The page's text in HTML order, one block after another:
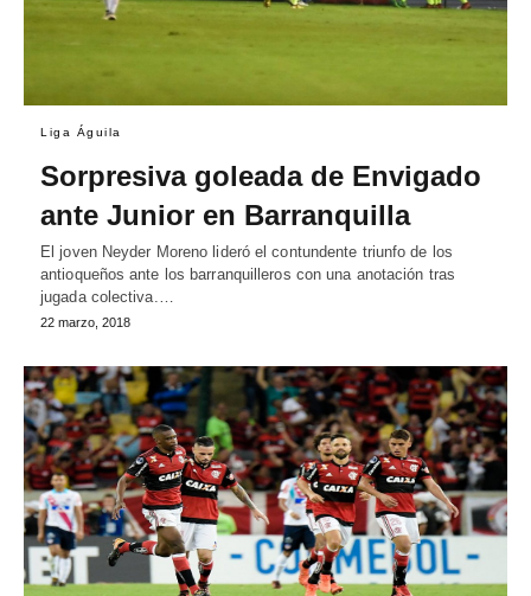
Liga Águila
Sorpresiva goleada de Envigado
ante Junior en Barranquilla
El joven Neyder Moreno lideró el contundente triunfo de los
antioqueños ante los barranquilleros con una anotación tras
jugada colectiva.…
22 marzo, 2018